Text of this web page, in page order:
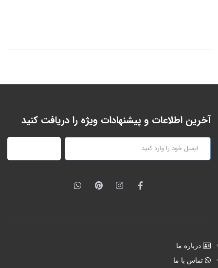
آخرین اطلاعات و پیشنهادات ویژه را دریافت کنید
درباره ما
تماس با ما